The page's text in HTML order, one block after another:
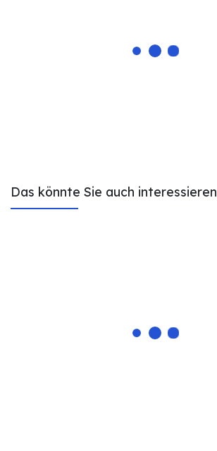
Das könnte Sie auch interessieren